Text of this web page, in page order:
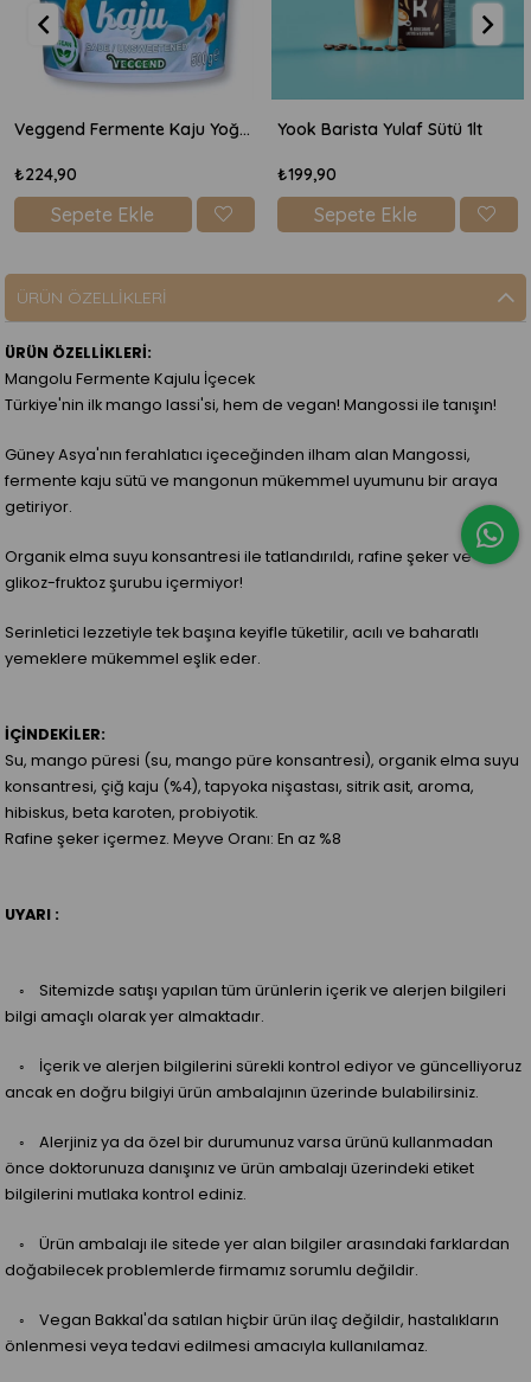
Veggend Fermente Kaju Yoğurdu 500gr
₺224,90
Sepete Ekle
Yook Barista Yulaf Sütü 1lt
₺199,90
Sepete Ekle
ÜRÜN ÖZELLIKLERI
ÜRÜN ÖZELLİKLERİ:
Mangolu Fermente Kajulu İçecek
Türkiye'nin ilk mango lassi'si, hem de vegan! Mangossi ile tanışın!
Güney Asya'nın ferahlatıcı içeceğinden ilham alan Mangossi,
fermente kaju sütü ve mangonun mükemmel uyumunu bir araya
getiriyor.
Organik elma suyu konsantresi ile tatlandırıldı, rafine şeker ve
glikoz-fruktoz şurubu içermiyor!
Serinletici lezzetiyle tek başına keyifle tüketilir, acılı ve baharatlı
yemeklere mükemmel eşlik eder.
İÇİNDEKİLER:
Su, mango püresi (su, mango püre konsantresi), organik elma suyu
konsantresi, çiğ kaju (%4), tapyoka nişastası, sitrik asit, aroma,
hibiskus, beta karoten, probiyotik.
Rafine şeker içermez. Meyve Oranı: En az %8
UYARI :
◦ Sitemizde satışı yapılan tüm ürünlerin içerik ve alerjen bilgileri
bilgi amaçlı olarak yer almaktadır.
◦ İçerik ve alerjen bilgilerini sürekli kontrol ediyor ve güncelliyoruz
ancak en doğru bilgiyi ürün ambalajının üzerinde bulabilirsiniz.
◦ Alerjiniz ya da özel bir durumunuz varsa ürünü kullanmadan
önce doktorunuza danışınız ve ürün ambalajı üzerindeki etiket
bilgilerini mutlaka kontrol ediniz.
◦ Ürün ambalajı ile sitede yer alan bilgiler arasındaki farklardan
doğabilecek problemlerde firmamız sorumlu değildir.
◦ Vegan Bakkal'da satılan hiçbir ürün ilaç değildir, hastalıkların
önlenmesi veya tedavi edilmesi amacıyla kullanılamaz.